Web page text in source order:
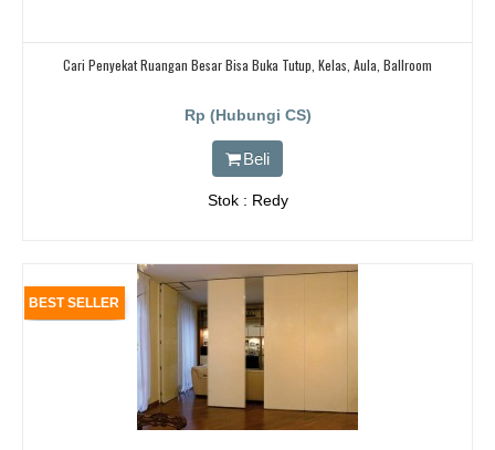
Cari Penyekat Ruangan Besar Bisa Buka Tutup, Kelas, Aula, Ballroom
Rp (Hubungi CS)
Beli
Stok : Redy
BEST SELLER